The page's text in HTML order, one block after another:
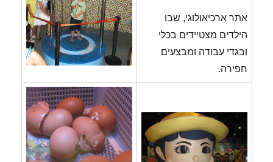
אתר ארכיאולוגי, שבו
הילדים מצטיידים בכלי
ובגדי עבודה ומבצעים
חפירה.